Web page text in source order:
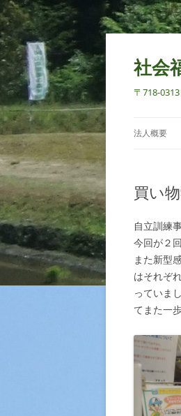
社会
〒718-
法人概要
買い
自立訓練
今回が２
また新型
はそれぞ
っていま
てまた一